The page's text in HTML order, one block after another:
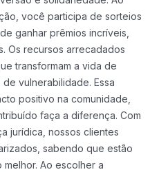
você participa de sorteios
ganhar prêmios incríveis,
Os recursos arrecadados
transformam a vida de
vulnerabilidade. Essa
positivo na comunidade,
faça a diferença. Com
jurídica, nossos clientes
sabendo que estão
Ao escolher a